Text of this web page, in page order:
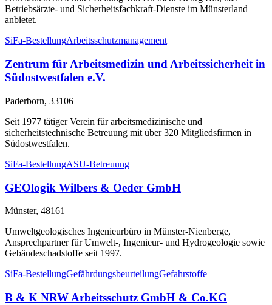
Betriebsärzte- und Sicherheitsfachkraft-Dienste im Münsterland
anbietet.
SiFa-BestellungArbeitsschutzmanagement
Zentrum für Arbeitsmedizin und Arbeitssicherheit in
Südostwestfalen e.V.
Paderborn, 33106
Seit 1977 tätiger Verein für arbeitsmedizinische und
sicherheitstechnische Betreuung mit über 320 Mitgliedsfirmen in
Südostwestfalen.
SiFa-BestellungASU-Betreuung
GEOlogik Wilbers & Oeder GmbH
Münster, 48161
Umweltgeologisches Ingenieurbüro in Münster-Nienberge,
Ansprechpartner für Umwelt-, Ingenieur- und Hydrogeologie sowie
Gebäudeschadstoffe seit 1997.
SiFa-BestellungGefährdungsbeurteilungGefahrstoffe
B & K NRW Arbeitsschutz GmbH & Co.KG